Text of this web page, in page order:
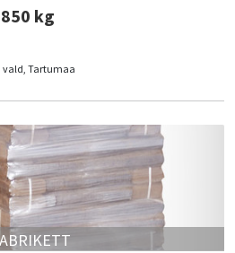
kg
vald, Tartumaa